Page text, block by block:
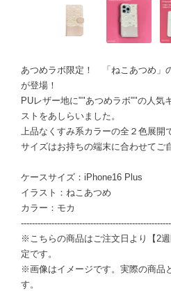
あつめラボ限定！ 「ねこあつめ」
が登場！
PUレザー地に""あつめラボ""の人気
ストをあしらいました。
上品なくすみ系カラーの全２色展開
サイズはお持ちの端末に合わせてご
ケースサイズ：iPhone16 Plus
イラスト：ねこあつめ
カラー：モカ
※こちらの商品はご注文日より【2
定です。
※画像はイメージです。実際の商品
す。